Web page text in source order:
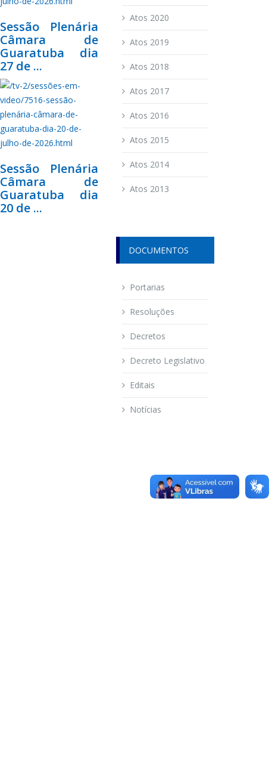
Sessão Plenária
Câmara de
Guaratuba dia
27 de ...
Sessão Plenária
Câmara de
Guaratuba dia
20 de ...
Atos 2020
Atos 2019
Atos 2018
Atos 2017
Atos 2016
Atos 2015
Atos 2014
Atos 2013
DOCUMENTOS
Portarias
Resoluções
Decretos
Decreto Legislativo
Editais
Notícias